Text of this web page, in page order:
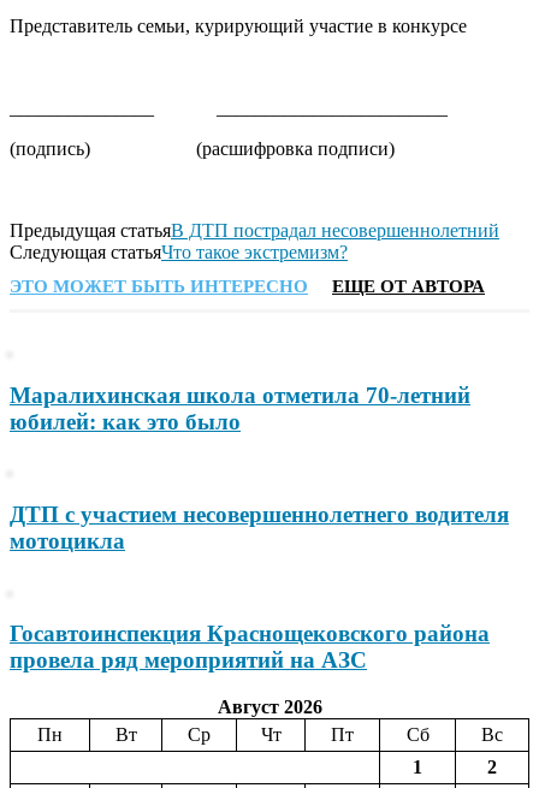
Представитель семьи, курирующий участие в конкурсе
(подпись) (расшифровка подписи)
Предыдущая статьяВ ДТП пострадал несовершеннолетний
Следующая статьяЧто такое экстремизм?
ЭТО МОЖЕТ БЫТЬ ИНТЕРЕСНО ЕЩЕ ОТ АВТОРА
Маралихинская школа отметила 70-летний
юбилей: как это было
ДТП с участием несовершеннолетнего водителя
мотоцикла
Госавтоинспекция Краснощековского района
провела ряд мероприятий на АЗС
Август 2026
Пн
Вт Ср Чт Пт Сб
Вс
1
2